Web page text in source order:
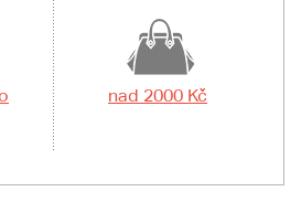
nad 2000 Kč